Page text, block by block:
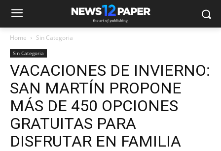
Home Sin Categoria
Sin Categoria
VACACIONES DE INVIERNO:
SAN MARTÍN PROPONE
MÁS DE 450 OPCIONES
GRATUITAS PARA
DISFRUTAR EN FAMILIA